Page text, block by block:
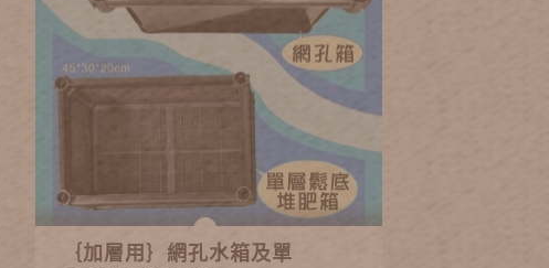
｛加層用｝網孔水箱及單